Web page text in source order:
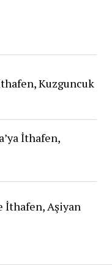
Kuzguncuk
İthafen,
İthafen, Aşiyan